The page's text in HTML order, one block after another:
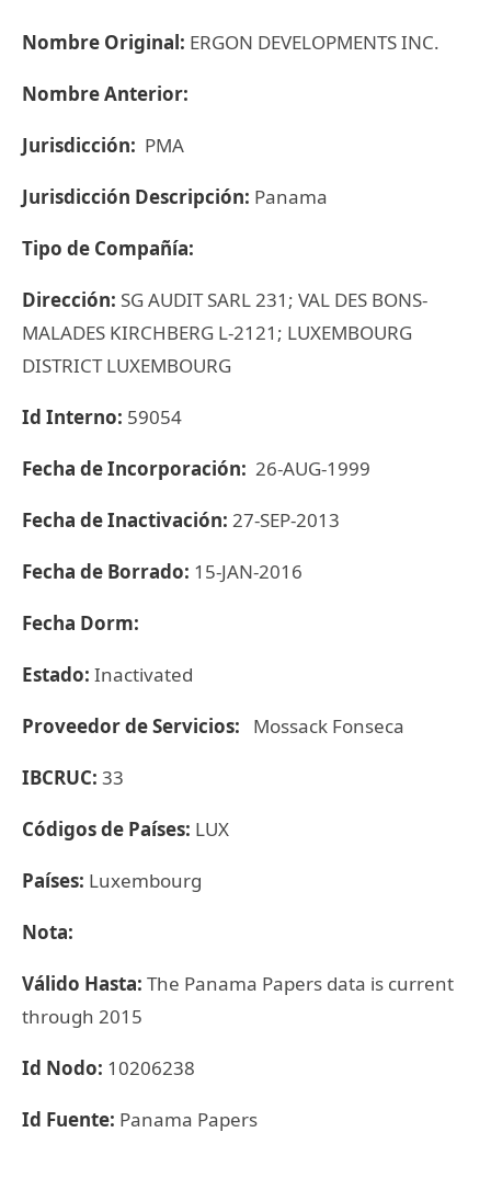
Nombre Original: ERGON DEVELOPMENTS INC.
Nombre Anterior:
Jurisdicción: PMA
Jurisdicción Descripción: Panama
Tipo de Compañía:
Dirección: SG AUDIT SARL 231; VAL DES BONS-
MALADES KIRCHBERG L-2121; LUXEMBOURG
DISTRICT LUXEMBOURG
Id Interno: 59054
Fecha de Incorporación: 26-AUG-1999
Fecha de Inactivación: 27-SEP-2013
Fecha de Borrado: 15-JAN-2016
Fecha Dorm:
Estado: Inactivated
Proveedor de Servicios: Mossack Fonseca
IBCRUC: 33
Códigos de Países: LUX
Países: Luxembourg
Nota:
Válido Hasta: The Panama Papers data is current
through 2015
Id Nodo: 10206238
Id Fuente: Panama Papers